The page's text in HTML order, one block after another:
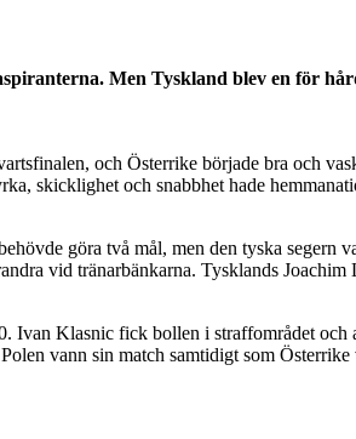
Men Tyskland blev en för
och Österrike började bra och
skicklighet och snabbhet hade
göra två mål, men den tyska segern
vid tränarbänkarna. Tysklands
Ivan Klasnic fick bollen i straffområdet
vann sin match samtidigt som